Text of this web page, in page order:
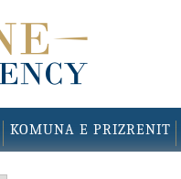
KOMUNA E PRIZRENIT